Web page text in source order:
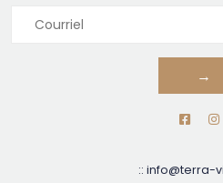
→
:: info@terra-